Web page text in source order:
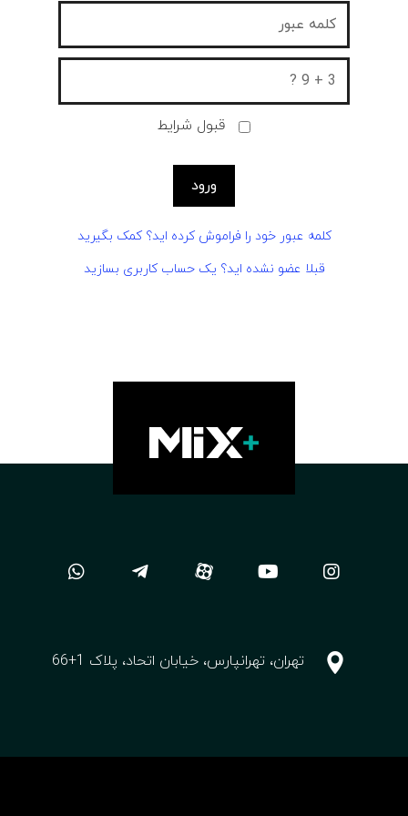
قبول شرایط
کلمه عبور خود را فراموش کرده اید؟ کمک بگیرید
قبلا عضو نشده اید؟ یک حساب کاربری بسازید
تهران، تهرانپارس، خیابان اتحاد، پلاک 1+66